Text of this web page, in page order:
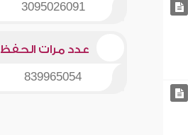
3095026091
عدد مرات الحفظ
839965054